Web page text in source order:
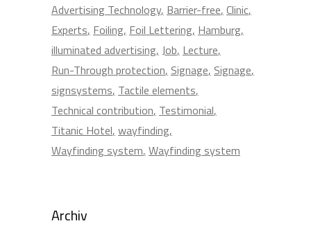
Advertising Technology Barrier-free Clinic
Experts Foiling Foil Lettering Hamburg
illuminated advertising Job Lecture
Run-Through protection Signage Signage
signsystems Tactile elements
Technical contribution Testimonial
Titanic Hotel wayfinding
Wayfinding system Wayfinding system
Archiv